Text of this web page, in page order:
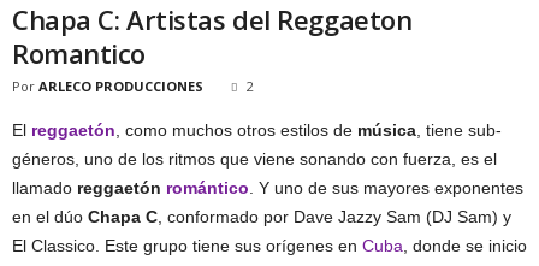
Chapa C: Artistas del Reggaeton
Romantico
Por ARLECO PRODUCCIONES 2
El reggaetón, como muchos otros estilos de música, tiene sub-
géneros, uno de los ritmos que viene sonando con fuerza, es el
llamado reggaetón romántico. Y uno de sus mayores exponentes
en el dúo Chapa C, conformado por Dave Jazzy Sam (DJ Sam) y
El Classico. Este grupo tiene sus orígenes en Cuba, donde se inicio